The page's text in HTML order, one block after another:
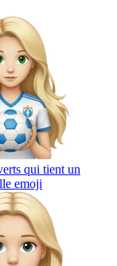
qui tient un
emoji